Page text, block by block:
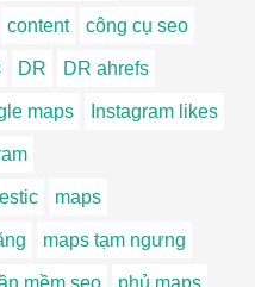
content công cụ seo
DR DR ahrefs
maps Instagram likes
maps
maps tạm ngưng
mềm seo phủ maps